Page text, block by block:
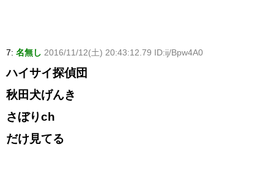
7: 名無し 2016/11/12(土) 20:43:12.79 ID:ij/Bpw4A0
ハイサイ探偵団
秋田犬げんき
さぼりch
だけ見てる